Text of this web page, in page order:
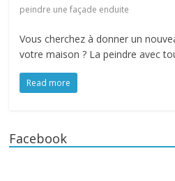
peindre une façade enduite
Vous cherchez à donner un
votre maison ? La peindre avec
Read more
Facebook